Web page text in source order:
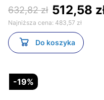
632,82 zł 512,58
Najniższa cena: 483,57 zł
Do koszyka
-19%